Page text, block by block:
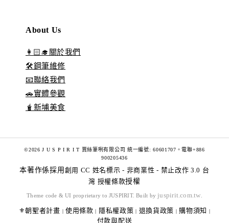
About Us
👩🏻‍🎓關於我們
🛠️鋼筆維修
📧聯絡我們
🚗實體參觀
🧋新埔美食
©2026 J U S P I R I T 賈絲筆咧有限公司 統一編號: 60601707。電聯+886
900205436
本著作係採用 創用 CC 姓名標示 - 非商業性 - 禁止改作 3.0 台
灣 授權條款授權
Theme code & UI proprietary to JUSPIRIT. Built by juspirit.com.tw
⚜️朝聖者計畫 | 使用條款 | 隱私權政策 | 退換貨政策 | 購物須知 |
付款與配送